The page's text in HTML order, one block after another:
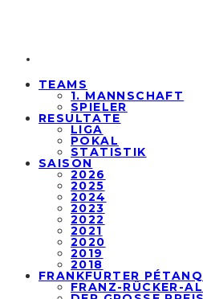
TEAMS
1. MANNSCHAFT
SPIELER
RESULTATE
LIGA
POKAL
STATISTIK
SAISON
2026
2025
2024
2023
2022
2021
2020
2019
2018
FRANKFURTER
FRANZ-RÜCKER-